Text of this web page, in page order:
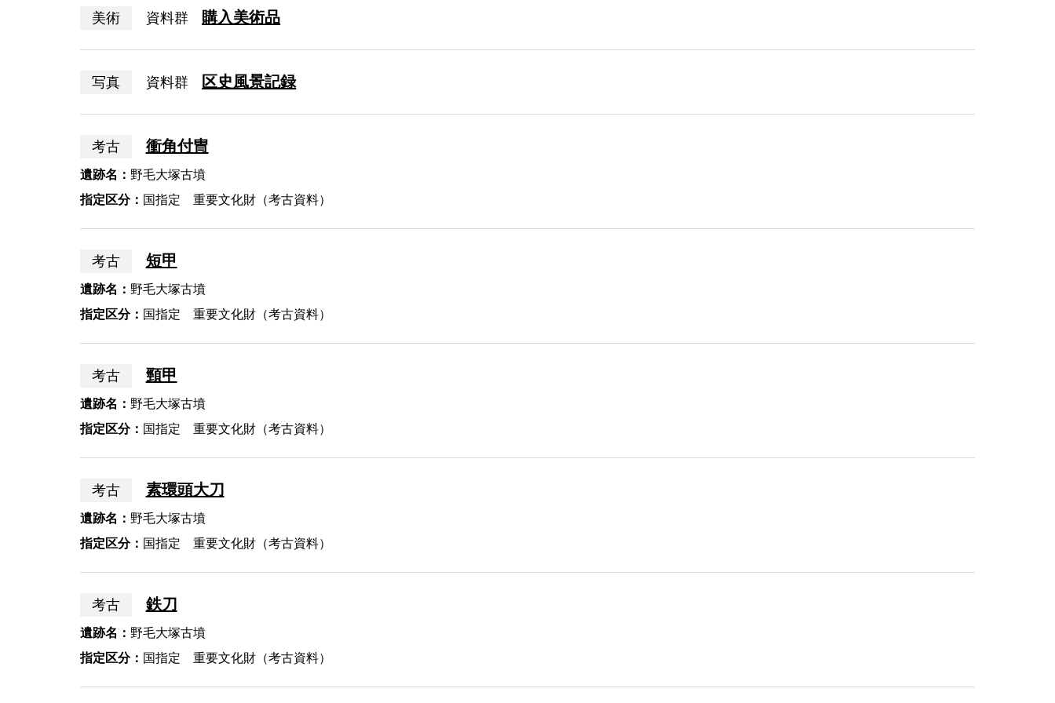
美術 資料群 購入美術品
写真 資料群 区史風景記録
考古 衝角付冑
遺跡名： 野毛大塚古墳
指定区分： 国指定 重要文化財（考古資料）
考古 短甲
遺跡名： 野毛大塚古墳
指定区分： 国指定 重要文化財（考古資料）
考古 頸甲
遺跡名： 野毛大塚古墳
指定区分： 国指定 重要文化財（考古資料）
考古 素環頭大刀
遺跡名： 野毛大塚古墳
指定区分： 国指定 重要文化財（考古資料）
考古 鉄刀
遺跡名： 野毛大塚古墳
指定区分： 国指定 重要文化財（考古資料）